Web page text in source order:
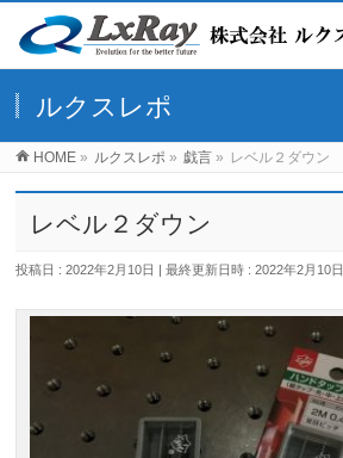
ルクスレポ
HOME » ルクスレポ » 戯言 » レベル２ダウン
レベル２ダウン
投稿日 : 2022年2月10日 最終更新日時 : 2022年2月10日